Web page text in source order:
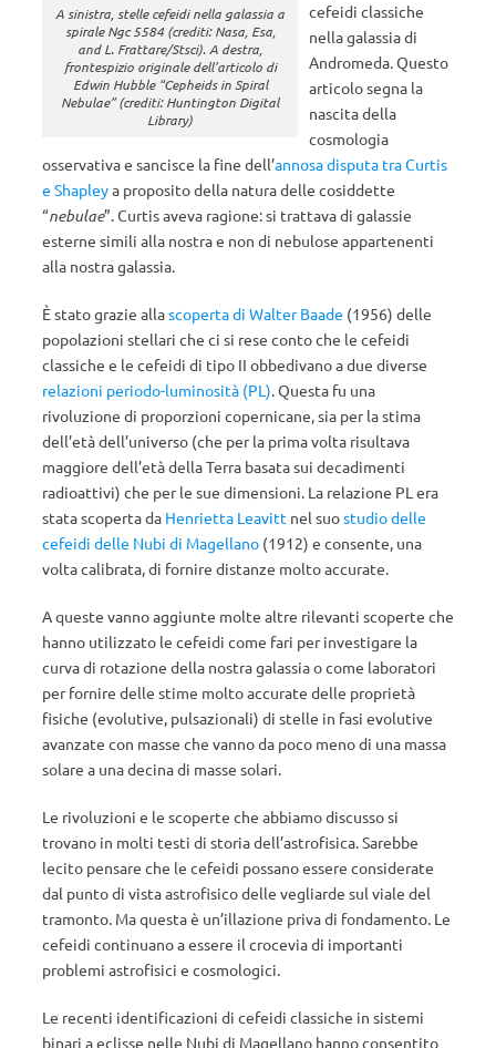
A sinistra, stelle cefeidi nella galassia a
spirale Ngc 5584 (crediti: Nasa, Esa,
and L. Frattare/Stsci). A destra,
frontespizio originale dell’articolo di
Edwin Hubble “Cepheids in Spiral
Nebulae” (crediti: Huntington Digital
Library)
cefeidi classiche
nella galassia di
Andromeda. Questo
articolo segna la
nascita della
cosmologia
osservativa e sancisce la fine dell’annosa disputa tra Curtis
e Shapleya proposito della natura delle cosiddette
“nebulae”. Curtis aveva ragione: si trattava di galassie
esterne simili alla nostra e non di nebulose appartenenti
alla nostra galassia.
È stato grazie allascoperta di Walter Baade (1956) delle
popolazioni stellari che ci si rese conto che le cefeidi
classiche e le cefeidi di tipo II obbedivano a due diverse
relazioni periodo-luminosità (PL). Questa fu una
rivoluzione di proporzioni copernicane, sia per la stima
dell’età dell’universo (che per la prima volta risultava
maggiore dell’età della Terra basata sui decadimenti
radioattivi) che per le sue dimensioni. La relazione PL era
stata scoperta da Henrietta Leavitt nel suostudio delle
cefeidi delle Nubi di Magellano (1912) e consente, una
volta calibrata, di fornire distanze molto accurate.
A queste vanno aggiunte molte altre rilevanti scoperte che
hanno utilizzato le cefeidi come fari per investigare la
curva di rotazione della nostra galassia o come laboratori
per fornire delle stime molto accurate delle proprietà
fisiche (evolutive, pulsazionali) di stelle in fasi evolutive
avanzate con masse che vanno da poco meno di una massa
solare a una decina di masse solari.
Le rivoluzioni e le scoperte che abbiamo discusso si
trovano in molti testi di storia dell’astrofisica. Sarebbe
lecito pensare che le cefeidi possano essere considerate
dal punto di vista astrofisico delle vegliarde sul viale del
tramonto. Ma questa è un’illazione priva di fondamento. Le
cefeidi continuano a essere il crocevia di importanti
problemi astrofisici e cosmologici.
Le recenti identificazioni di cefeidi classiche in sistemi
binari a eclisse nelle Nubi di Magellano hanno consentito